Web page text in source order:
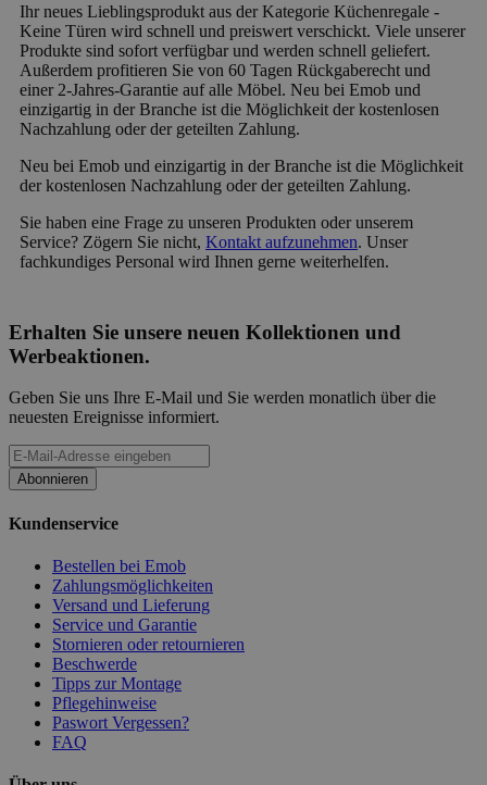
Ihr neues Lieblingsprodukt aus der Kategorie Küchenregale -
Keine Türen wird schnell und preiswert verschickt. Viele unserer
Produkte sind sofort verfügbar und werden schnell geliefert.
Außerdem profitieren Sie von 60 Tagen Rückgaberecht und
einer 2-Jahres-Garantie auf alle Möbel. Neu bei Emob und
einzigartig in der Branche ist die Möglichkeit der kostenlosen
Nachzahlung oder der geteilten Zahlung.
Neu bei Emob und einzigartig in der Branche ist die Möglichkeit
der kostenlosen Nachzahlung oder der geteilten Zahlung.
Sie haben eine Frage zu unseren Produkten oder unserem
Service? Zögern Sie nicht, Kontakt aufzunehmen. Unser
fachkundiges Personal wird Ihnen gerne weiterhelfen.
Erhalten Sie unsere neuen Kollektionen und
Werbeaktionen.
Geben Sie uns Ihre E-Mail und Sie werden monatlich über die
neuesten Ereignisse informiert.
Abonnieren
Kundenservice
Bestellen bei Emob
Zahlungsmöglichkeiten
Versand und Lieferung
Service und Garantie
Stornieren oder retournieren
Beschwerde
Tipps zur Montage
Pflegehinweise
Paswort Vergessen?
FAQ